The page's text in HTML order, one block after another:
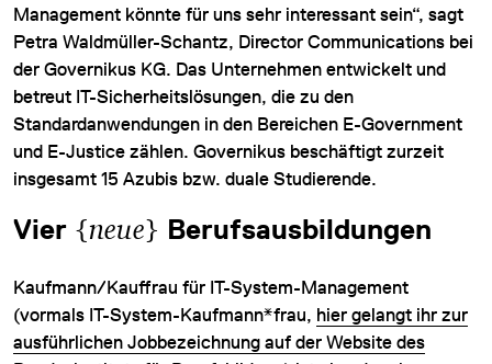
Management könnte für uns sehr interessant sein“, sagt
Petra Waldmüller-Schantz, Director Communications bei
der Governikus KG. Das Unternehmen entwickelt und
betreut IT-Sicherheitslösungen, die zu den
Standardanwendungen in den Bereichen E-Government
und E-Justice zählen. Governikus beschäftigt zurzeit
insgesamt 15 Azubis bzw. duale Studierende.
Vier {neue} Berufsausbildungen
Kaufmann/Kauffrau für IT-System-Management
(vormals IT-System-Kaufmann*frau, hier gelangt ihr zur
ausführlichen Jobbezeichnung auf der Website des